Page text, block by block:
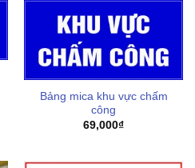
Bảng mica khu vực chấm
công
69,000₫